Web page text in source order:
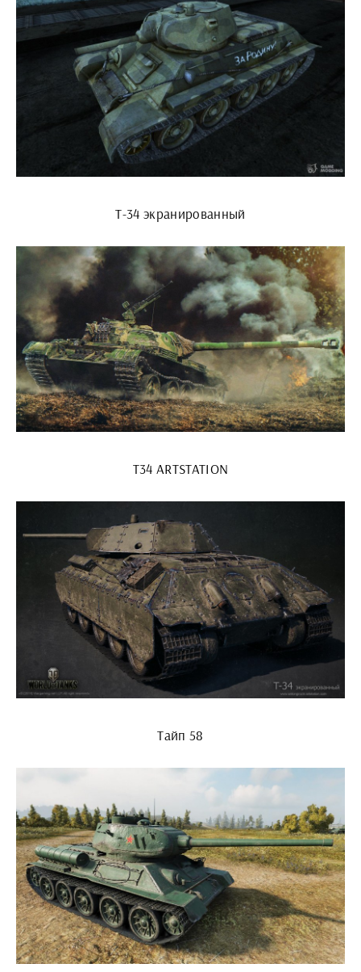
Т-34 экранированный
T34 ARTSTATION
Тайп 58